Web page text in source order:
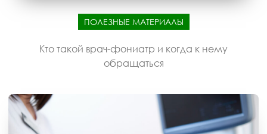
ПОЛЕЗНЫЕ МАТЕРИАЛЫ
Кто такой врач-фониатр и когда к нему
обращаться